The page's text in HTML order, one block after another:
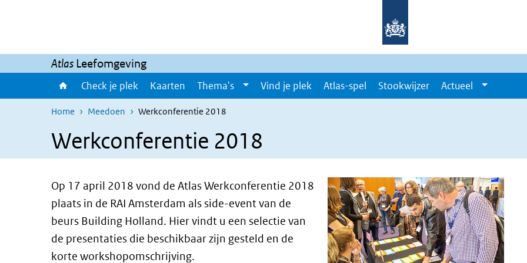
Atlas Leefomgeving
Check je plek Kaarten Thema's Vind je plek Atlas-spel Stookwijzer Actueel
Home Meedoen Werkconferentie 2018
Werkconferentie 2018
Op 17 april 2018 vond de Atlas Werkconferentie 2018
plaats in de RAI Amsterdam als side-event van de
beurs Building Holland. Hier vindt u een selectie van
de presentaties die beschikbaar zijn gesteld en de
korte workshopomschrijving.